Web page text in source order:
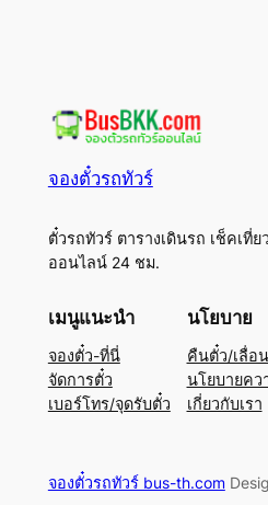
จองตั๋วรถทัวร์
ตั๋วรถทัวร์ ตารางเดินรถ เช็คเที่
ออนไลน์ 24 ชม.
เมนูแนะนำ
จองตั๋ว-ที่นี่
จัดการตั๋ว
เบอร์โทร/จุดรับตั๋ว
นโยบาย
คืนตั๋ว/เลื่อ
นโยบายคว
เกี่ยวกับเรา
จองตั๋วรถทัวร์ bus-th.com